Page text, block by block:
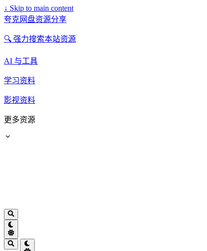
↓ Skip to main content
夸克网盘资源分享
🔍 强力搜索本站资源
AI 与工具
学习资料
影视资料
更多资源